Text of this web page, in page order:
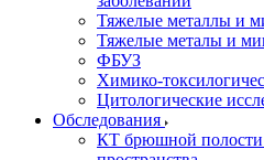
Тяжелые металлы и
Тяжелые металы и
ФБУЗ
Химико-
Цитологические
Обследования
КТ брюшной